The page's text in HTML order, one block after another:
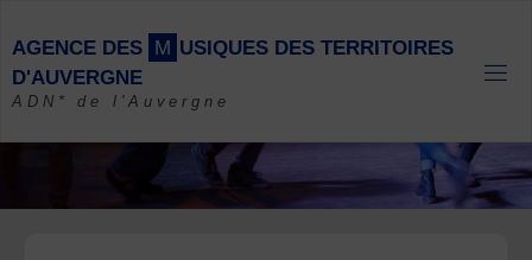
content
AGENCE DES M USIQUES DES TERRITOIRES
D'AUVERGNE
ADN* de l'Auvergne